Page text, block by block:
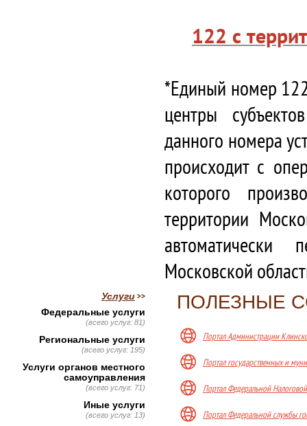
122 с
*Единый номер
центры
данного номера
происходит с
которого
территории
автоматически
Московской
ПОЛЕЗНЫЕ
Портал Администрации
Портал государственных и
Портал Федеральной
Портал Федеральной службы
Услуги
Федеральные услуги
(всего услуг: 81)
Региональные услуги
(всего услуг: 195)
Услуги органов местного
самоуправления
(всего услуг: 71)
Иные услуги
(всего услуг: 13)